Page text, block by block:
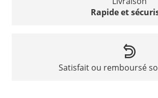
Rapide et
Satisfait ou remboursé